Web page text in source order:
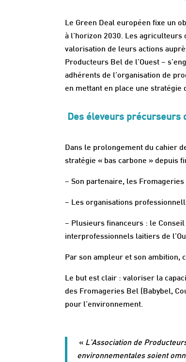
Le Green Deal européen fixe un
à l’horizon 2030. Les
valorisation de leurs actions
Producteurs Bel de l’Ouest –
adhérents de l’organisation de
en mettant en place une stratégie
Des éleveurs précurseurs
Dans le prolongement du cahier
stratégie « bas carbone » depuis
– Son partenaire, les Fromageries
– Les organisations
– Plusieurs financeurs : le
interprofessionnels laitiers de
Par son ampleur et son ambition,
Le but est clair : valoriser la
des Fromageries Bel (Babybel,
pour l’environnement.
« L’Association de
environnementales soient